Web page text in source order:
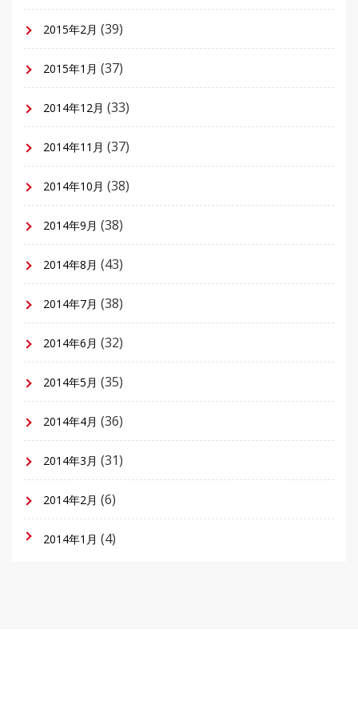
2015年2月 (39)
2015年1月 (37)
2014年12月 (33)
2014年11月 (37)
2014年10月 (38)
2014年9月 (38)
2014年8月 (43)
2014年7月 (38)
2014年6月 (32)
2014年5月 (35)
2014年4月 (36)
2014年3月 (31)
2014年2月 (6)
2014年1月 (4)